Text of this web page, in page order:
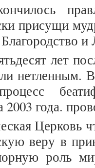
присущи
лет
нетленным.
2003 года.
Церковь
веру в
роль